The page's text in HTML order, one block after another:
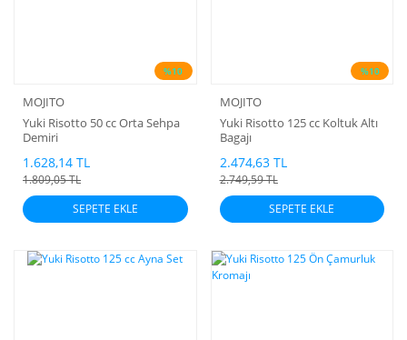
%10
MOJITO
Yuki Risotto 50 cc Orta Sehpa
Demiri
1.628,14 TL
1.809,05 TL
SEPETE EKLE
%10
MOJITO
Yuki Risotto 125 cc Koltuk Altı
Bagajı
2.474,63 TL
2.749,59 TL
SEPETE EKLE